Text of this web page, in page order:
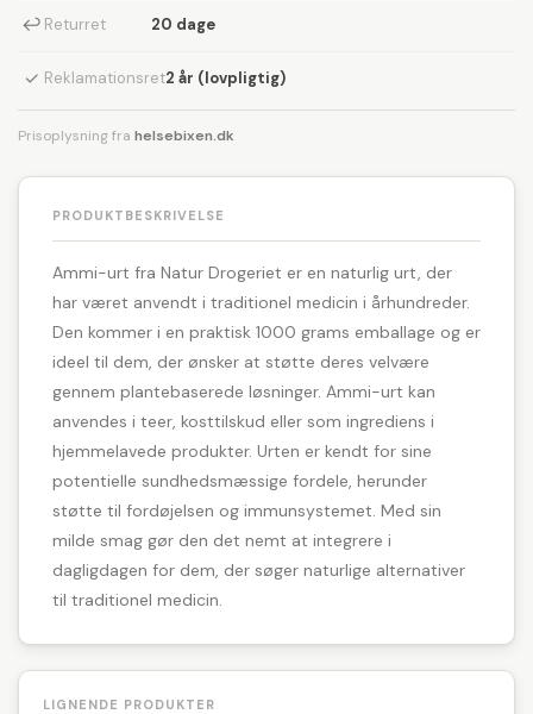
↩ Returret 20 dage
✓ Reklamationsret2 år (lovpligtig)
Prisoplysning fra helsebixen.dk
PRODUKTBESKRIVELSE
Ammi-urt fra Natur Drogeriet er en naturlig urt, der
har været anvendt i traditionel medicin i århundreder.
Den kommer i en praktisk 1000 grams emballage og er
ideel til dem, der ønsker at støtte deres velvære
gennem plantebaserede løsninger. Ammi-urt kan
anvendes i teer, kosttilskud eller som ingrediens i
hjemmelavede produkter. Urten er kendt for sine
potentielle sundhedsmæssige fordele, herunder
støtte til fordøjelsen og immunsystemet. Med sin
milde smag gør den det nemt at integrere i
dagligdagen for dem, der søger naturlige alternativer
til traditionel medicin.
LIGNENDE PRODUKTER